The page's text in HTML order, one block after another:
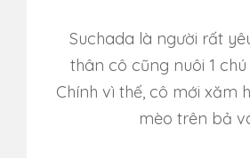
Suchada là người rất
thân cô cũng nuôi 1
Chính vì thế, cô mới xăm
mèo trên bả